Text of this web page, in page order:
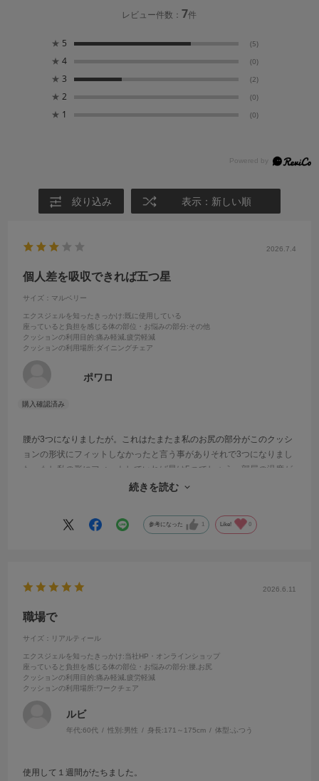
レビュー件数：7件
★ 5 (5)
★ 4 (0)
★ 3 (2)
★ 2 (0)
★ 1 (0)
絞り込み 表示：新しい順
2026.7.4
個人差を吸収できれば五つ星
サイズ：マルベリー
エクスジェルを知ったきっかけ :既に使用している
座っていると負担を感じる体の部位・お悩みの部分:その他
クッションの利用目的:痛み軽減,疲労軽減
クッションの利用場所:ダイニングチェア
ポワロ
腰が3つになりましたが。これはたまたま私のお尻の部分がこのクッシ
ョンの形状にフィットしなかったと言う事がありそれで3つになりまし
た。もし私の形にフィットしていれば星は5つでしょう。部屋の温度が
低くても硬くならずに快適です。耐久性もあると思います。別のモデ
続きを読む
参考になった 1 Like! 0
2026.6.11
職場で
サイズ：リアルティール
エクスジェルを知ったきっかけ :当社HP・オンラインショップ
座っていると負担を感じる体の部位・お悩みの部分:腰,お尻
クッションの利用目的:痛み軽減,疲労軽減
クッションの利用場所:ワークチェア
ルビ
年代:60代 性別:男性 身長:171～175cm 体型:ふつう
使用して１週間がたちました。